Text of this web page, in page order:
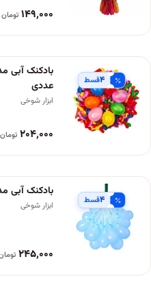
۱۴۹٬۰۰۰ تومان
۴قسط
عددی
ابزار شوخی
۲۰۴٬۰۰۰ تومان
۴قسط
بادکنک آبی مدل
ابزار شوخی
۲۴۵٬۰۰۰